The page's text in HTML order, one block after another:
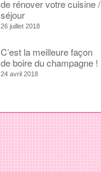
de rénover votre cuisine /
séjour
26 juillet 2018
C’est la meilleure façon
de boire du champagne !
24 avril 2018